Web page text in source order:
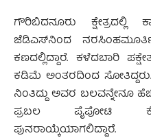
ಗೌರಿಬಿದನೂರು ಕ್ಷೇತ್ರದಲ್ಲಿ
ಜೆಡಿಎಸ್‍ನಿಂದ
ಕಣದಲ್ಲಿದ್ದಾರೆ. ಕಳೆದಬಾರಿ
ಕಡಿಮೆ ಅಂತರದಿಂದ
ನಿಂತಿದ್ದು ಅವರ ಬಲವನ್ನೇನೂ
ಪ್ರಬಲ ಪೈಪೋಟಿ
ಪುನರಾಯ್ಕೆಯಾಗಲಿದ್ದಾರೆ.